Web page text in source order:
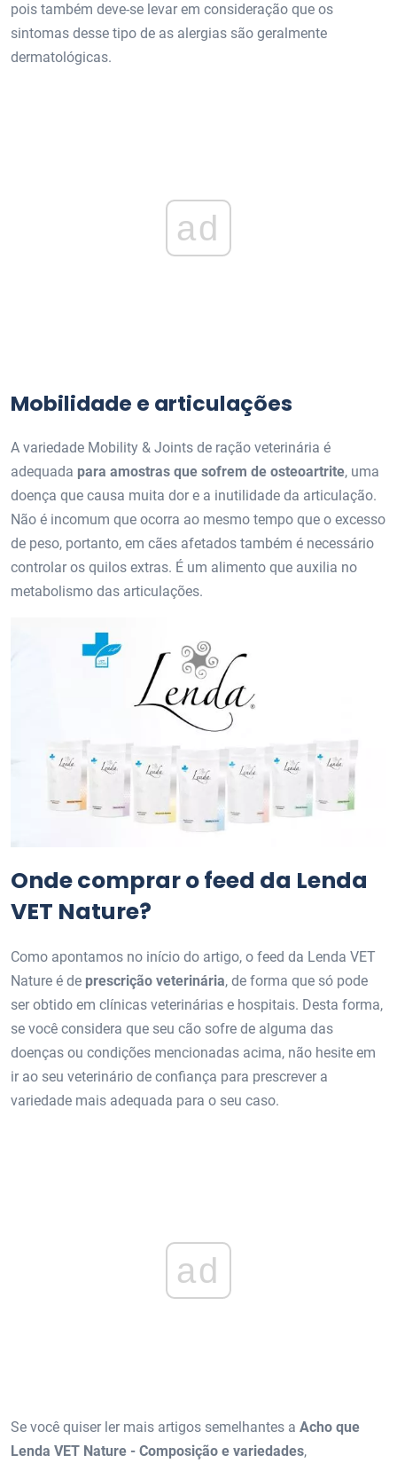
pois também deve-se levar em consideração que os
sintomas desse tipo de as alergias são geralmente
dermatológicas.
ad
Mobilidade e articulações
A variedade Mobility & Joints de ração veterinária é
adequada para amostras que sofrem de osteoartrite, uma
doença que causa muita dor e a inutilidade da articulação.
Não é incomum que ocorra ao mesmo tempo que o excesso
de peso, portanto, em cães afetados também é necessário
controlar os quilos extras. É um alimento que auxilia no
metabolismo das articulações.
Onde comprar o feed da Lenda
VET Nature?
Como apontamos no início do artigo, o feed da Lenda VET
Nature é de prescrição veterinária, de forma que só pode
ser obtido em clínicas veterinárias e hospitais. Desta forma,
se você considera que seu cão sofre de alguma das
doenças ou condições mencionadas acima, não hesite em
ir ao seu veterinário de confiança para prescrever a
variedade mais adequada para o seu caso.
ad
Se você quiser ler mais artigos semelhantes a Acho que
Lenda VET Nature - Composição e variedades,